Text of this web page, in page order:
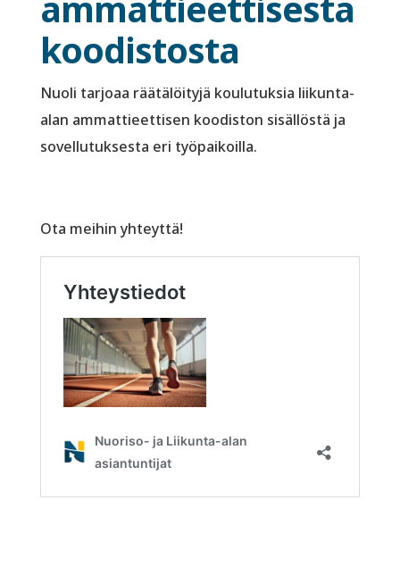
koodistosta
Nuoli tarjoaa räätälöityjä koulutuksia liikunta-
alan ammattieettisen koodiston sisällöstä ja
sovellutuksesta eri työpaikoilla.
Ota meihin yhteyttä!